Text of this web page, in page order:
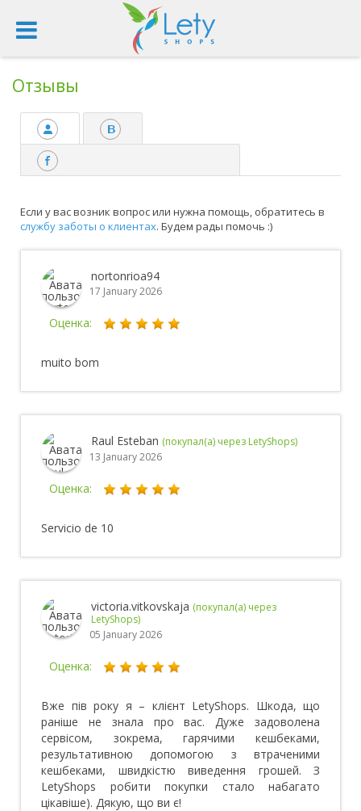
Отзывы
Если у вас возник вопрос или нужна помощь, обратитесь в
службу заботы о клиентах. Будем рады помочь :)
nortonrioa94
17 January 2026
Оценка:
muito bom
Raul Esteban (покупал(а) через LetyShops)
13 January 2026
Оценка:
Servicio de 10
victoria.vitkovskaja (покупал(а) через
LetyShops)
05 January 2026
Оценка:
Вже пів року я – клієнт LetyShops. Шкода, що
раніше не знала про вас. Дуже задоволена
сервісом, зокрема, гарячими кешбеками,
результативною допомогою з втраченими
кешбеками, швидкістю виведення грошей. З
LetyShops робити покупки стало набагато
цікавіше). Дякую, що ви є!